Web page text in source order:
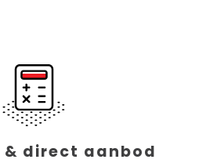
& direct aanbod